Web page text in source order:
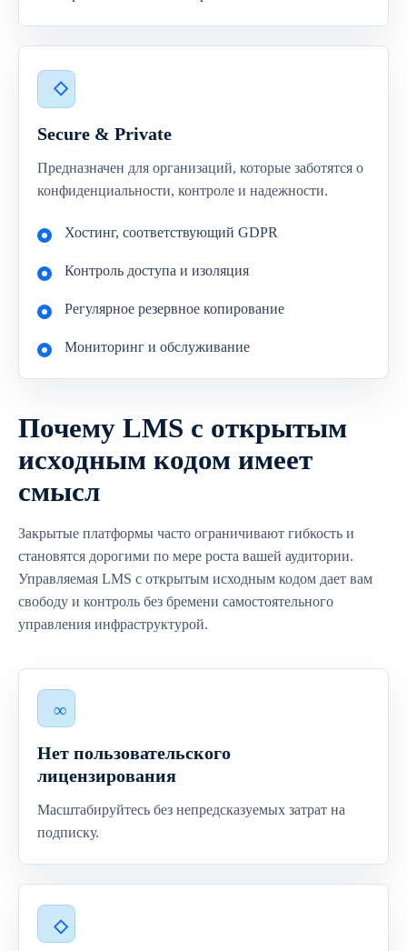
Secure & Private
Предназначен для организаций, которые заботятся о
конфиденциальности, контроле и надежности.
Хостинг, соответствующий GDPR
Контроль доступа и изоляция
Регулярное резервное копирование
Мониторинг и обслуживание
Почему LMS с открытым
исходным кодом имеет
смысл
Закрытые платформы часто ограничивают гибкость и
становятся дорогими по мере роста вашей аудитории.
Управляемая LMS с открытым исходным кодом дает вам
свободу и контроль без бремени самостоятельного
управления инфраструктурой.
Нет пользовательского
лицензирования
Масштабируйтесь без непредсказуемых затрат на
подписку.